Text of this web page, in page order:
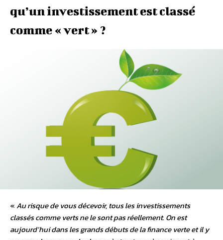
qu’un investissement est classé
comme « vert » ?
« Au risque de vous décevoir, tous les investissements
classés comme verts ne le sont pas réellement. On est
aujourd’hui dans les grands débuts de la finance verte et il y